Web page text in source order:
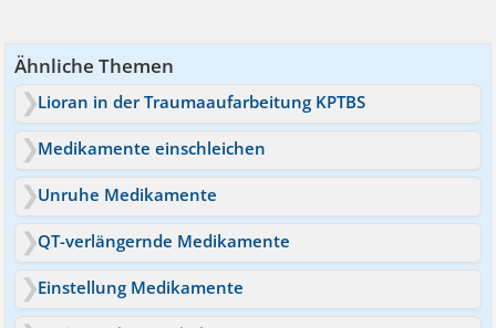
Ähnliche Themen
Lioran in der Traumaaufarbeitung KPTBS
Medikamente einschleichen
Unruhe Medikamente
QT-verlängernde Medikamente
Einstellung Medikamente